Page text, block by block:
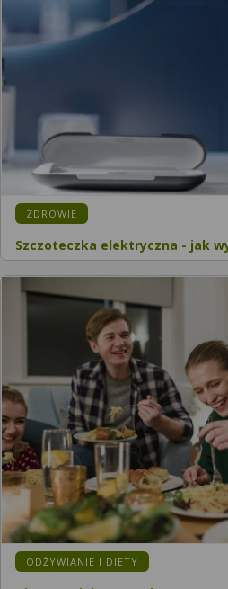
ZDROWIE
Szczoteczka elektryczna - jak
ODŻYWIANIE I DIETY